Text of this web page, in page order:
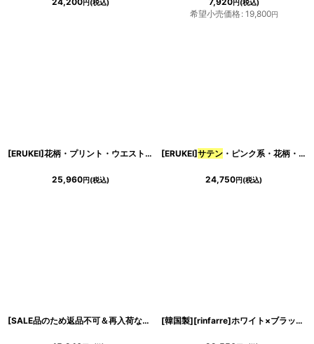
円(税込) 円(税込)
希望小売価格: 19,800円
[ERUKEI]花柄・プリント・ウエストリボン・ サテン・ハートカット・フリルス
25,960円(税込)
[ERUKEI]サテン ・ピンク系・花柄・プリント・ノースリーブ・Aライン・ハイウエスト・ロングドレス[黒木麗奈着用]《送料＆代引き手数料無料》
24,750円(税込)
[SALE品のため返品不可＆再入荷なしの現品限り][ERUKEI]イエロー・レッド・花柄・プリント・ [韓国製][rinfarre]ホワイト×ブラック・ホルターネック・胸元クロス・